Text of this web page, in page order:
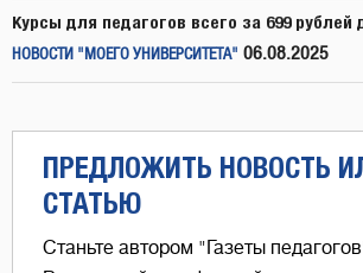
Курсы для педагогов всего за 699 рублей
НОВОСТИ "МОЕГО УНИВЕРСИТЕТА" 06.08.2025
ПРЕДЛОЖИТЬ НОВОСТЬ
СТАТЬЮ
Станьте автором "Газеты